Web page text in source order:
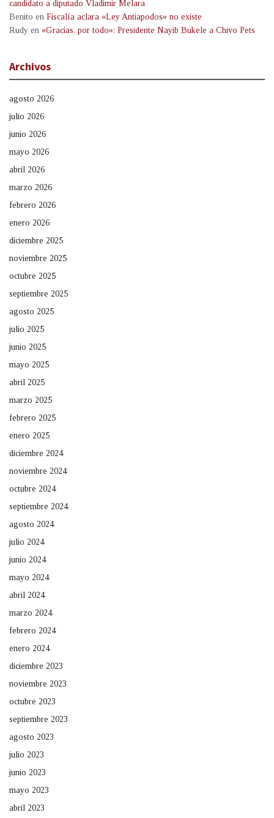
candidato a diputado Vladimir Melara
Benito en Fiscalía aclara «Ley Antiapodos» no existe
Rudy en «Gracias, por todo»: Presidente Nayib Bukele a Chivo Pets
Archivos
agosto 2026
julio 2026
junio 2026
mayo 2026
abril 2026
marzo 2026
febrero 2026
enero 2026
diciembre 2025
noviembre 2025
octubre 2025
septiembre 2025
agosto 2025
julio 2025
junio 2025
mayo 2025
abril 2025
marzo 2025
febrero 2025
enero 2025
diciembre 2024
noviembre 2024
octubre 2024
septiembre 2024
agosto 2024
julio 2024
junio 2024
mayo 2024
abril 2024
marzo 2024
febrero 2024
enero 2024
diciembre 2023
noviembre 2023
octubre 2023
septiembre 2023
agosto 2023
julio 2023
junio 2023
mayo 2023
abril 2023